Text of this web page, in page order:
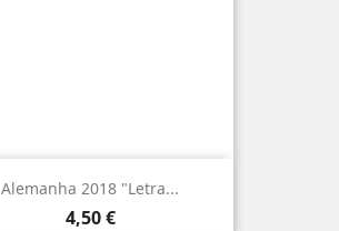
Alemanha 2018 "Letra...
Preço
4,50 €